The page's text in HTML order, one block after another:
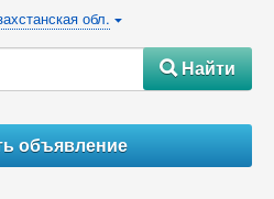
обл. {
#Найти
объявление